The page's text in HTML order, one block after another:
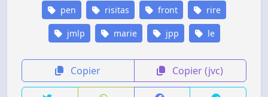
pen risitas front rire
jmlp marie jpp le
Copier Copier (jvc)